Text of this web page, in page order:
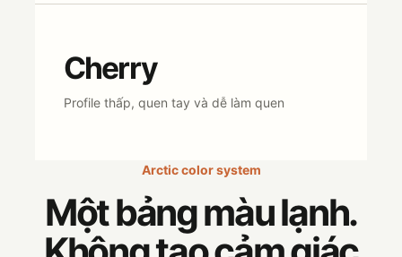
Cherry
Profile thấp, quen tay và dễ làm quen
Arctic color system
Một bảng màu lạnh.